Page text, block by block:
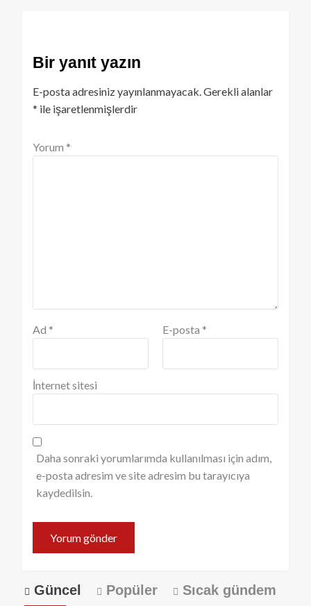
Bir yanıt yazın
E-posta adresiniz yayınlanmayacak.Gerekli alanlar
* ile işaretlenmişlerdir
Yorum *
Ad * E-posta *
İnternet sitesi
Daha sonraki yorumlarımda kullanılması için adım,
e-posta adresim ve site adresim bu tarayıcıya
kaydedilsin.
Güncel Popüler Sıcak gündem